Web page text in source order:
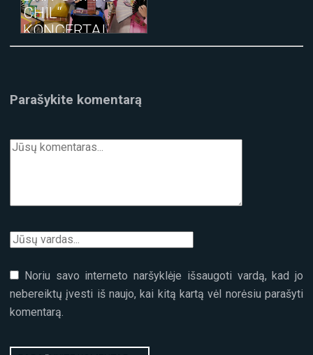
CHIL“
KONCERTAI
Parašykite komentarą
Noriu savo interneto naršyklėje išsaugoti vardą, kad jo
nebereiktų įvesti iš naujo, kai kitą kartą vėl norėsiu parašyti
komentarą.